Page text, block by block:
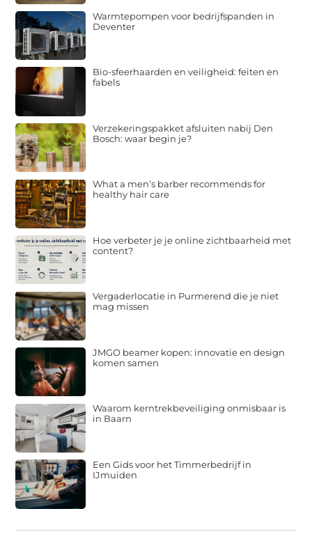
Warmtepompen voor bedrijfspanden in
Deventer
Bio-sfeerhaarden en veiligheid: feiten en
fabels
Verzekeringspakket afsluiten nabij Den
Bosch: waar begin je?
What a men’s barber recommends for
healthy hair care
Hoe verbeter je je online zichtbaarheid met
content?
Vergaderlocatie in Purmerend die je niet
mag missen
JMGO beamer kopen: innovatie en design
komen samen
Waarom kerntrekbeveiliging onmisbaar is
in Baarn
Een Gids voor het Timmerbedrijf in
IJmuiden